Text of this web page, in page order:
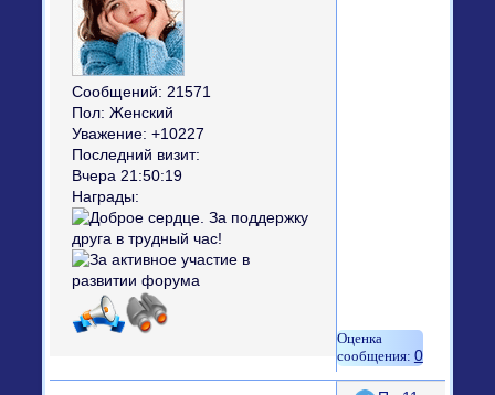
Сообщений: 21571
Пол: Женский
Уважение: +10227
Последний визит:
Вчера 21:50:19
Награды:
0